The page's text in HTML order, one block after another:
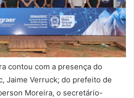
contou com a presença do
Jaime Verruck; do prefeito de
Moreira, o secretário-